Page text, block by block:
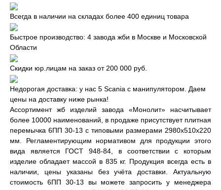
Всегда в наличии на складах более 400 единиц товара
Быстрое производство: 4 завода жби в Москве и Московской
Области
Скидки юр.лицам на заказ от 200 000 руб.
Недорогая доставка: у нас 5 Scania с манипулятором. Даем
цены на доставку ниже рынка!
Ассортимент жб изделий завода «Монолит» насчитывает
более 10000 наименований, в продаже присутствует плитная
перемычка 6ПП 30-13 с типовыми размерами 2980x510x220
мм. Регламентирующим нормативом для продукции этого
вида является ГОСТ 948-84, в соответствии с которым
изделие обладает массой в 835 кг. Продукция всегда есть в
наличии, цены указаны без учёта доставки. Актуальную
стоимость 6ПП 30-13 вы можете запросить у менеджера